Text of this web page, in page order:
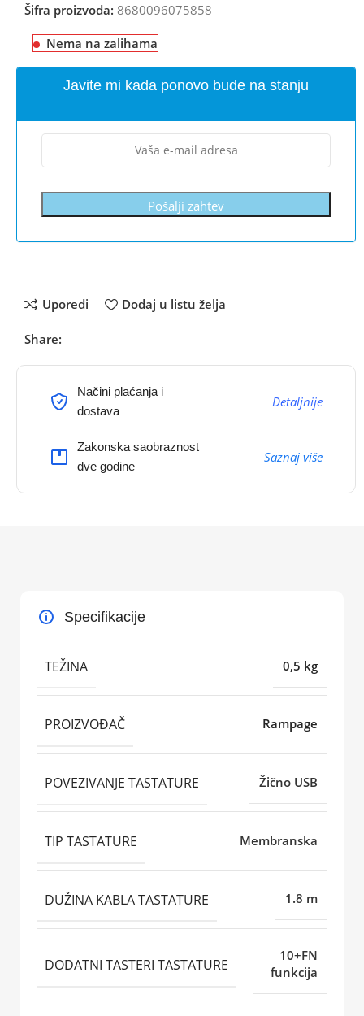
Šifra proizvoda:8680096075858
Nema na zalihama
Javite mi kada ponovo bude na stanju
Pošalji zahtev
Uporedi Dodaj u listu želja
Share:
Načini plaćanja i
dostava
Detaljnije
Zakonska saobraznost
dve godine
Saznaj više
Specifikacije
TEŽINA 0,5 kg
PROIZVOĐAČ Rampage
POVEZIVANJE TASTATURE Žično USB
TIP TASTATURE Membranska
DUŽINA KABLA TASTATURE 1.8 m
DODATNI TASTERI TASTATURE
10+FN
funkcija